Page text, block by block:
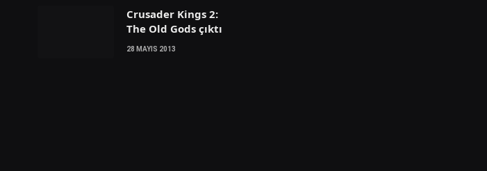
Crusader Kings 2:
The Old Gods çıktı
28 MAYIS 2013